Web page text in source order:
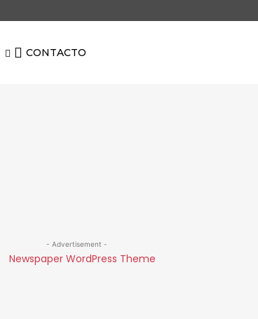
CONTACTO
- Advertisement -